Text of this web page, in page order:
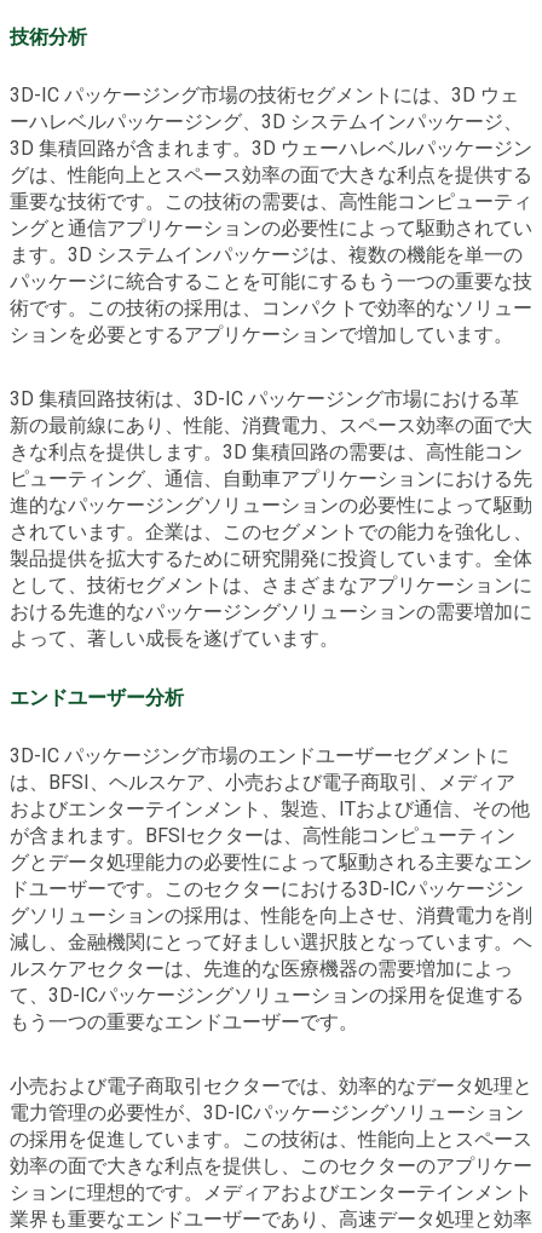
技術分析
3D-IC パッケージング市場の技術セグメントには、3D ウェ
ーハレベルパッケージング、3D システムインパッケージ、
3D 集積回路が含まれます。3D ウェーハレベルパッケージン
グは、性能向上とスペース効率の面で大きな利点を提供する
重要な技術です。この技術の需要は、高性能コンピューティ
ングと通信アプリケーションの必要性によって駆動されてい
ます。3D システムインパッケージは、複数の機能を単一の
パッケージに統合することを可能にするもう一つの重要な技
術です。この技術の採用は、コンパクトで効率的なソリュー
ションを必要とするアプリケーションで増加しています。
3D 集積回路技術は、3D-IC パッケージング市場における革
新の最前線にあり、性能、消費電力、スペース効率の面で大
きな利点を提供します。3D 集積回路の需要は、高性能コン
ピューティング、通信、自動車アプリケーションにおける先
進的なパッケージングソリューションの必要性によって駆動
されています。企業は、このセグメントでの能力を強化し、
製品提供を拡大するために研究開発に投資しています。全体
として、技術セグメントは、さまざまなアプリケーションに
おける先進的なパッケージングソリューションの需要増加に
よって、著しい成長を遂げています。
エンドユーザー分析
3D-IC パッケージング市場のエンドユーザーセグメントに
は、BFSI、ヘルスケア、小売および電子商取引、メディア
およびエンターテインメント、製造、ITおよび通信、その他
が含まれます。BFSIセクターは、高性能コンピューティン
グとデータ処理能力の必要性によって駆動される主要なエン
ドユーザーです。このセクターにおける3D-ICパッケージン
グソリューションの採用は、性能を向上させ、消費電力を削
減し、金融機関にとって好ましい選択肢となっています。ヘ
ルスケアセクターは、先進的な医療機器の需要増加によっ
て、3D-ICパッケージングソリューションの採用を促進する
もう一つの重要なエンドユーザーです。
小売および電子商取引セクターでは、効率的なデータ処理と
電力管理の必要性が、3D-ICパッケージングソリューション
の採用を促進しています。この技術は、性能向上とスペース
効率の面で大きな利点を提供し、このセクターのアプリケー
ションに理想的です。メディアおよびエンターテインメント
業界も重要なエンドユーザーであり、高速データ処理と効率